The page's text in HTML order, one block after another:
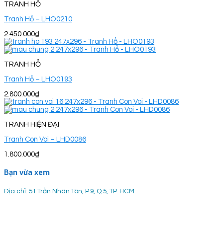
TRANH HỔ
Tranh Hổ – LHO0210
2.450.000₫
TRANH HỔ
Tranh Hổ – LHO0193
2.800.000₫
TRANH HIỆN ĐẠI
Tranh Con Voi – LHD0086
1.800.000₫
Bạn vừa xem
Địa chỉ: 51 Trần Nhân Tôn, P.9, Q.5, TP. HCM